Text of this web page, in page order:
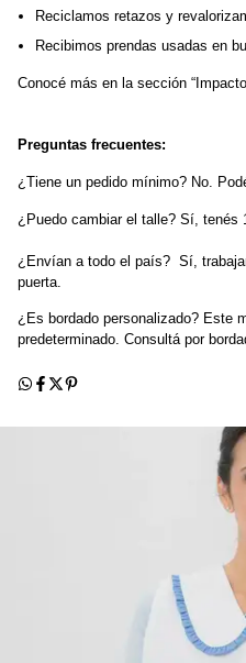
Reciclamos retazos y
Recibimos prendas usadas en
Conocé más en la sección
Preguntas frecuentes:
¿Tiene un pedido mínimo? No.
¿Puedo cambiar el talle? Sí, tenés
¿Envían a todo el país?  Sí,
puerta.
¿Es bordado personalizado? Este
predeterminado. Consultá por